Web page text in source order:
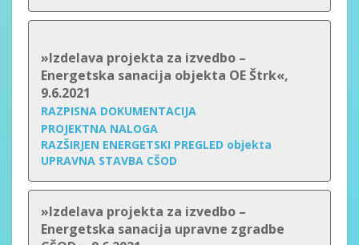
»Izdelava projekta za izvedbo –
Energetska sanacija objekta OE Štrk«,
9.6.2021
RAZPISNA DOKUMENTACIJA
PROJEKTNA NALOGA
RAZŠIRJEN ENERGETSKI PREGLED objekta
UPRAVNA STAVBA CŠOD
»Izdelava projekta za izvedbo –
Energetska sanacija upravne zgradbe